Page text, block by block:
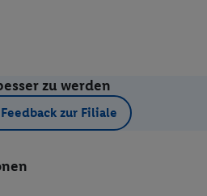
zu werden
zur Filiale